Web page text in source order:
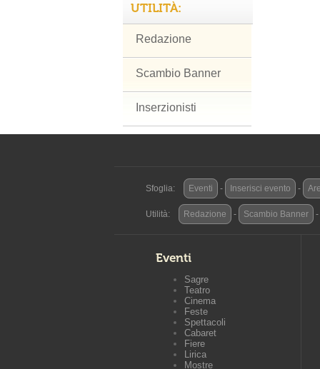
UTILITÀ:
Redazione
Scambio Banner
Inserzionisti
Sfoglia: Eventi - Inserisci evento -
Utilità: Redazione - Scambio Banner -
Eventi
Sagre
Teatro
Cinema
Feste
Spettacoli
Cabaret
Fiere
Lirica
Mostre